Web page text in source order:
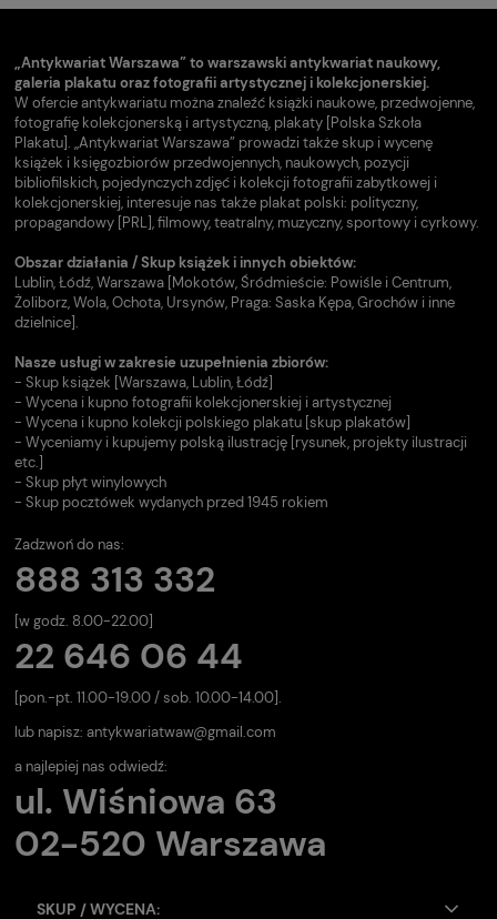
„Antykwariat Warszawa” to warszawski antykwariat naukowy,
galeria plakatu oraz fotografii artystycznej i kolekcjonerskiej.
W ofercie antykwariatu można znaleźć książki naukowe, przedwojenne,
fotografię kolekcjonerską i artystyczną, plakaty [Polska Szkoła
Plakatu]. „Antykwariat Warszawa” prowadzi także skup i wycenę
książek i księgozbiorów przedwojennych, naukowych, pozycji
bibliofilskich, pojedynczych zdjęć i kolekcji fotografii zabytkowej i
kolekcjonerskiej, interesuje nas także plakat polski: polityczny,
propagandowy [PRL], filmowy, teatralny, muzyczny, sportowy i cyrkowy.
Obszar działania / Skup książek i innych obiektów:
Lublin, Łódź, Warszawa [Mokotów, Śródmieście: Powiśle i Centrum,
Żoliborz, Wola, Ochota, Ursynów, Praga: Saska Kępa, Grochów i inne
dzielnice].
Nasze usługi w zakresie uzupełnienia zbiorów:
- Skup książek [Warszawa, Lublin, Łódź]
- Wycena i kupno fotografii kolekcjonerskiej i artystycznej
- Wycena i kupno kolekcji polskiego plakatu [skup plakatów]
- Wyceniamy i kupujemy polską ilustrację [rysunek, projekty ilustracji
etc.]
- Skup płyt winylowych
- Skup pocztówek wydanych przed 1945 rokiem
Zadzwoń do nas:
888 313 332
[w godz. 8.00-22.00]
22 646 06 44
[pon.-pt. 11.00-19.00 / sob. 10.00-14.00].
lub napisz: antykwariatwaw@gmail.com
a najlepiej nas odwiedź:
ul. Wiśniowa 63
02-520 Warszawa
SKUP / WYCENA: